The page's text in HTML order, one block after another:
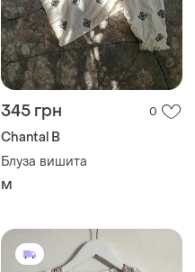
345 грн 0
Chantal B
Блуза вишита
M